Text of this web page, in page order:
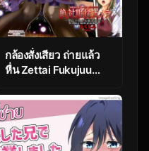
กล้องสั่งเสียว ถ่ายแล้ว
หื่น Zettai Fukujuu
Bishoujo Zetchou
Settei-